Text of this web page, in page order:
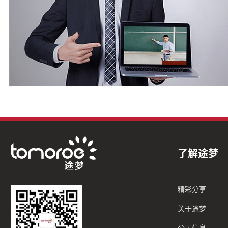
了解途梦
精彩分享
关于途梦